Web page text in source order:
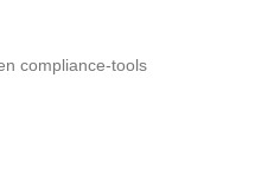
compliance-tools